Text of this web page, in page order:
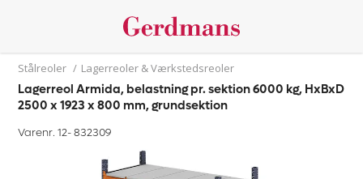
Stålreoler / Lagerreoler & Værkstedsreoler
Lagerreol Armida, belastning pr. sektion 6000 kg, HxBxD
2500 x 1923 x 800 mm, grundsektion
Varenr. 12-832309